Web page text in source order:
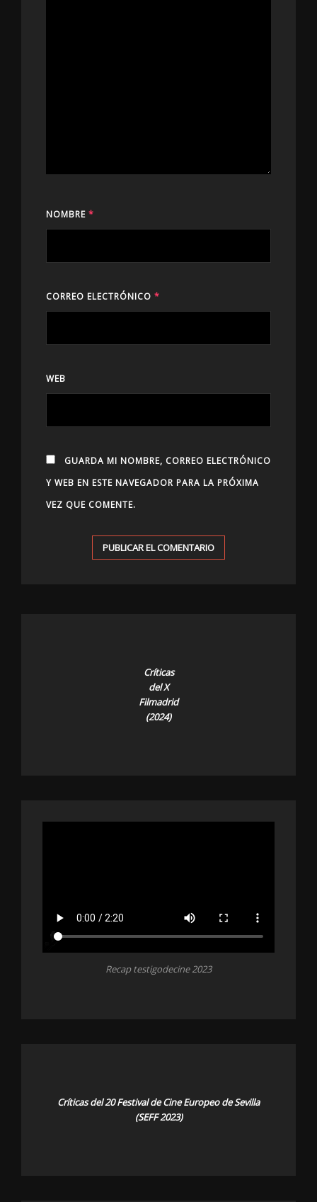
NOMBRE *
CORREO ELECTRÓNICO *
WEB
GUARDA MI NOMBRE, CORREO ELECTRÓNICO
Y WEB EN ESTE NAVEGADOR PARA LA PRÓXIMA
VEZ QUE COMENTE.
Críticas
del X
Filmadrid
(2024)
Recap testigodecine 2023
Críticas del 20 Festival de Cine Europeo de Sevilla
(SEFF 2023)